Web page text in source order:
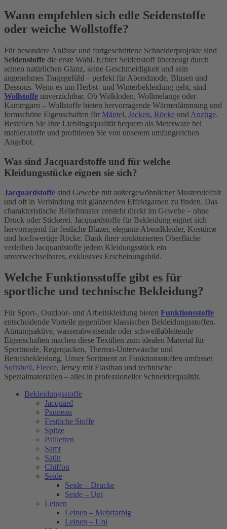
Wann empfehlen sich edle Seidenstoffe
oder weiche Wollstoffe?
Für besondere Anlässe und fortgeschrittene Schneiderprojekte sind
Seidenstoffe die erste Wahl. Echter Seidenstoff überzeugt durch
seinen natürlichen Glanz, seine Geschmeidigkeit und sein
angenehmes Tragegefühl – perfekt für Abendmode, Blusen und
Dessous. Wenn es um Herbst- und Winterbekleidung geht, sind
Wollstoffe unverzichtbar. Ob Walkloden, Wollmelange oder
Kammgarn – Wollstoffe bieten hervorragende Wärmedämmung und
formschöne Eigenschaften für Mäntel, Jacken, Röcke und Anzüge.
Bestellen Sie Ihre Lieblingsqualität bequem als Meterware bei
mahler.stoffe und profitieren Sie von unserem umfangreichen
Angebot.
Was sind Jacquardstoffe und für welche
Kleidungsstücke eignen sie sich?
Jacquardstoffe sind Gewebe mit außergewöhnlicher Mustervielfalt
und oft in Verbindung mit glänzenden Effektgarnen zu finden. Das
charakteristische Reliefmuster entsteht direkt im Gewebe – ohne
Druck oder Stickerei. Jacquardstoffe für Bekleidung eignet sich
hervorragend für festliche Blazer, elegante Abendkleider, Kostüme
und hochwertige Röcke. Dank ihrer strukturierten Oberfläche
verleihen Jacquardstoffe jedem Kleidungsstück ein
unverwechselbares, exklusives Erscheinungsbild.
Welche Funktionsstoffe gibt es für
sportliche und technische Bekleidung?
Für Sport-, Outdoor- und Arbeitskleidung bieten Funktionsstoffe
entscheidende Vorteile gegenüber klassischen Bekleidungsstoffen.
Atmungsaktive, wasserabweisende oder schweißableitende
Eigenschaften machen diese Textilien zum idealen Material für
Sportmode, Regenjacken, Thermo-Unterwäsche und
Berufsbekleidung. Unser Sortiment an Funktionsstoffen umfasset
Softshell, Fleece, Jersey mit Elasthan und technische
Spezialmaterialien – alles in professioneller Schneiderqualität.
Bekleidungsstoffe
Jacquard
Panneau
Festliche Stoffe
Spitze
Pailletten
Samt
Satin
Chiffon
Seide
Seide – Drucke
Seide – Uni
Leinen
Leinen – Mehrfarbig
Leinen – Uni